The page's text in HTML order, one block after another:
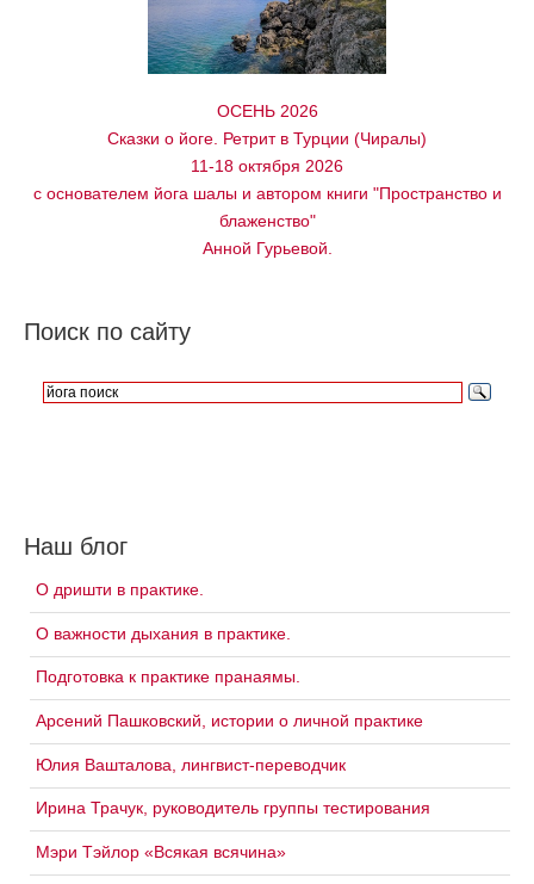
ОСЕНЬ 2026
Сказки о йоге. Ретрит в Турции (Чиралы)
11-18 октября 2026
с основателем йога шалы и автором книги "Пространство и
блаженство"
Анной Гурьевой.
Поиск по сайту
Наш блог
О дришти в практике.
О важности дыхания в практике.
Подготовка к практике пранаямы.
Арсений Пашковский, истории о личной практике
Юлия Вашталова, лингвист-переводчик
Ирина Трачук, руководитель группы тестирования
Мэри Тэйлор «Всякая всячина»